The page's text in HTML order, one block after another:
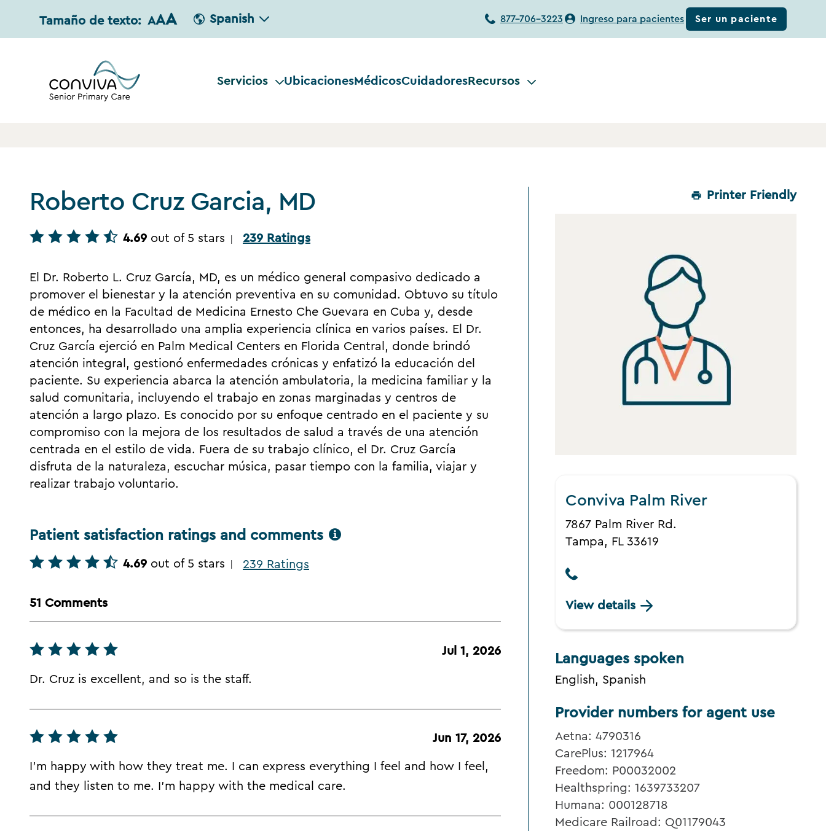
Tamaño de texto: AAA Spanish 877-706-3223 Ingreso para pacientes Ser un paciente
Servicios UbicacionesMédicosCuidadoresRecursos
Printer Friendly
Roberto Cruz Garcia, MD
4.69 out of 5 stars 239 Ratings
Conviva Palm River
7867 Palm River Rd.
Tampa, FL 33619
View details
Languages spoken
English, Spanish
El Dr. Roberto L. Cruz García, MD, es un médico general compasivo dedicado a
promover el bienestar y la atención preventiva en su comunidad. Obtuvo su título
de médico en la Facultad de Medicina Ernesto Che Guevara en Cuba y, desde
entonces, ha desarrollado una amplia experiencia clínica en varios países. El Dr.
Cruz García ejerció en Palm Medical Centers en Florida Central, donde brindó
atención integral, gestionó enfermedades crónicas y enfatizó la educación del
paciente. Su experiencia abarca la atención ambulatoria, la medicina familiar y la
salud comunitaria, incluyendo el trabajo en zonas marginadas y centros de
atención a largo plazo. Es conocido por su enfoque centrado en el paciente y su
compromiso con la mejora de los resultados de salud a través de una atención
centrada en el estilo de vida. Fuera de su trabajo clínico, el Dr. Cruz García
disfruta de la naturaleza, escuchar música, pasar tiempo con la familia, viajar y
realizar trabajo voluntario.
Patient satisfaction ratings and comments
4.69 out of 5 stars 239 Ratings
51 Comments
Jul 1, 2026
Dr. Cruz is excellent, and so is the staff.
Jun 17, 2026
I'm happy with how they treat me. I can express everything I feel and how I feel,
and they listen to me. I'm happy with the medical care.
Provider numbers for agent use
Aetna: 4790316
CarePlus: 1217964
Freedom: P00032002
Healthspring: 1639733207
Humana: 000128718
Medicare Railroad: Q01179043